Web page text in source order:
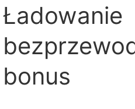
Ładowanie
bonus